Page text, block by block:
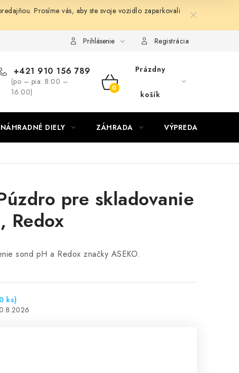
Prosíme vás, aby ste svoje vozidlo zaparkovali
Prihlásenie Registrácia
+421 910 156 789
(po – pia: 8:00 –
16:00)
NÁKUPNÝ
KOŠÍK
Prázdny
košík
NÁHRADNÉ DIELY ZÁHRADA VÝPREDAJ
pre skladovanie
Redox
sond pH a Redox značky ASEKO.
ks)